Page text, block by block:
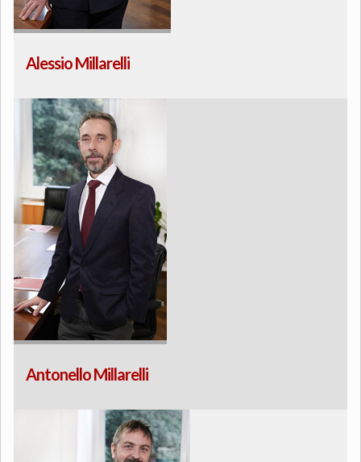
Alessio Millarelli
Antonello Millarelli